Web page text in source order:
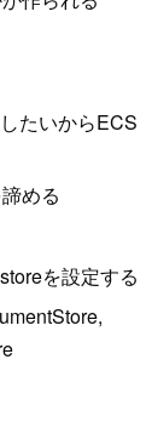
たいからECS
める
を設定する